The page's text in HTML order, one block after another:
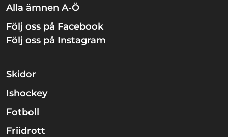
Alla ämnen A-Ö
Följ oss på Facebook
Följ oss på Instagram
Skidor
Ishockey
Fotboll
Friidrott